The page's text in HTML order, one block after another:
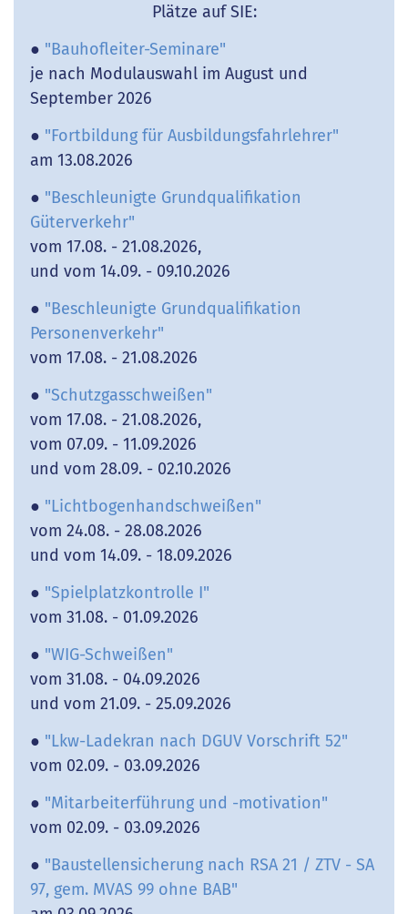
Plätze auf SIE:
● "Bauhofleiter-Seminare"
je nach Modulauswahl im August und
September 2026
● "Fortbildung für Ausbildungsfahrlehrer"
am 13.08.2026
● "Beschleunigte Grundqualifikation
Güterverkehr"
vom 17.08. - 21.08.2026,
und vom 14.09. - 09.10.2026
● "Beschleunigte Grundqualifikation
Personenverkehr"
vom 17.08. - 21.08.2026
● "Schutzgasschweißen"
vom 17.08. - 21.08.2026,
vom 07.09. - 11.09.2026
und vom 28.09. - 02.10.2026
● "Lichtbogenhandschweißen"
vom 24.08. - 28.08.2026
und vom 14.09. - 18.09.2026
● "Spielplatzkontrolle I"
vom 31.08. - 01.09.2026
● "WIG-Schweißen"
vom 31.08. - 04.09.2026
und vom 21.09. - 25.09.2026
● "Lkw-Ladekran nach DGUV Vorschrift 52"
vom 02.09. - 03.09.2026
● "Mitarbeiterführung und -motivation"
vom 02.09. - 03.09.2026
● "Baustellensicherung nach RSA 21 / ZTV - SA
97, gem. MVAS 99 ohne BAB"